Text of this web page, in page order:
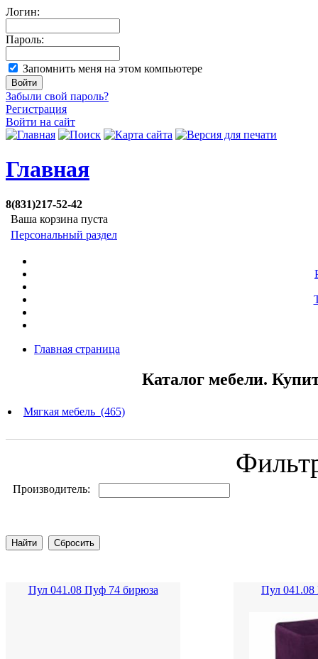
Логин:
Пароль:
Запомнить меня на этом компьютере
Забыли свой пароль?
Регистрация
Войти на сайт
Главная
8(831)217-52-42
Ваша корзина пуста
Персональный раздел
Главная страница
Каталог мебели.
Мягкая мебель (465)
Производитель:
Пул 041.08 Пуф 74 бирюза Пул